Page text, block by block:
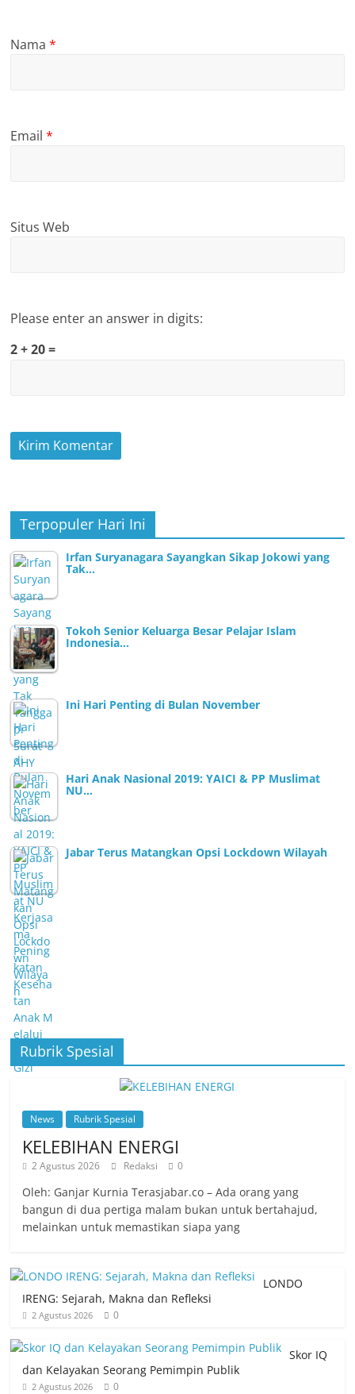
Nama*
Email*
Situs Web
Please enter an answer in digits:
2 + 20 =
Terpopuler Hari Ini
Irfan Suryanagara Sayangkan Sikap Jokowi yang
Tak…
Tokoh Senior Keluarga Besar Pelajar Islam
Indonesia…
Ini Hari Penting di Bulan November
Hari Anak Nasional 2019: YAICI & PP Muslimat
NU…
Jabar Terus Matangkan Opsi Lockdown Wilayah
Rubrik Spesial
News Rubrik Spesial
KELEBIHAN ENERGI
2 Agustus 2026 Redaksi 0
Oleh: Ganjar Kurnia Terasjabar.co – Ada orang yang
bangun di dua pertiga malam bukan untuk bertahajud,
melainkan untuk memastikan siapa yang
LONDO
IRENG: Sejarah, Makna dan Refleksi
2 Agustus 2026 0
Skor IQ
dan Kelayakan Seorang Pemimpin Publik
2 Agustus 2026 0